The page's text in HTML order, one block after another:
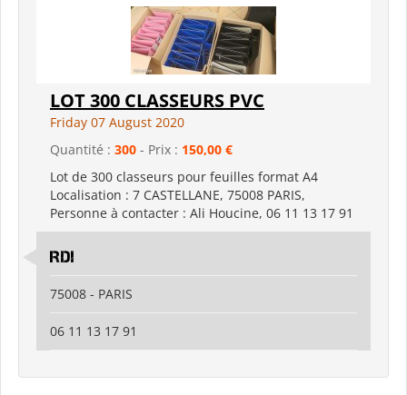
LOT 300 CLASSEURS PVC
Friday 07 August 2020
Quantité : 300 - Prix : 150,00 €
Lot de 300 classeurs pour feuilles format A4
Localisation : 7 CASTELLANE, 75008 PARIS,
Personne à contacter : Ali Houcine, 06 11 13 17 91
RDI
75008 - PARIS
06 11 13 17 91